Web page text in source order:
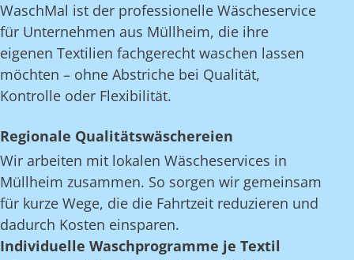
WaschMal ist der professionelle Wäscheservice
für Unternehmen aus Müllheim, die ihre
eigenen Textilien fachgerecht waschen lassen
möchten – ohne Abstriche bei Qualität,
Kontrolle oder Flexibilität.
Regionale Qualitätswäschereien
Wir arbeiten mit lokalen Wäscheservices in
Müllheim zusammen. So sorgen wir gemeinsam
für kurze Wege, die die Fahrtzeit reduzieren und
dadurch Kosten einsparen.
Individuelle Waschprogramme je Textil